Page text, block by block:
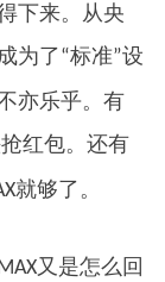
下来。从央
为了“标准”设
亦乐乎。有
红包。还有
就够了。
又是怎么回